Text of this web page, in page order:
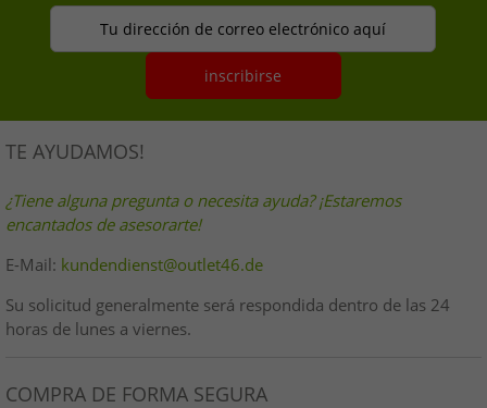
Tu dirección de correo electrónico aquí
inscribirse
TE AYUDAMOS!
¿Tiene alguna pregunta o necesita ayuda? ¡Estaremos
encantados de asesorarte!
E-Mail: kundendienst@outlet46.de
Su solicitud generalmente será respondida dentro de las 24
horas de lunes a viernes.
COMPRA DE FORMA SEGURA